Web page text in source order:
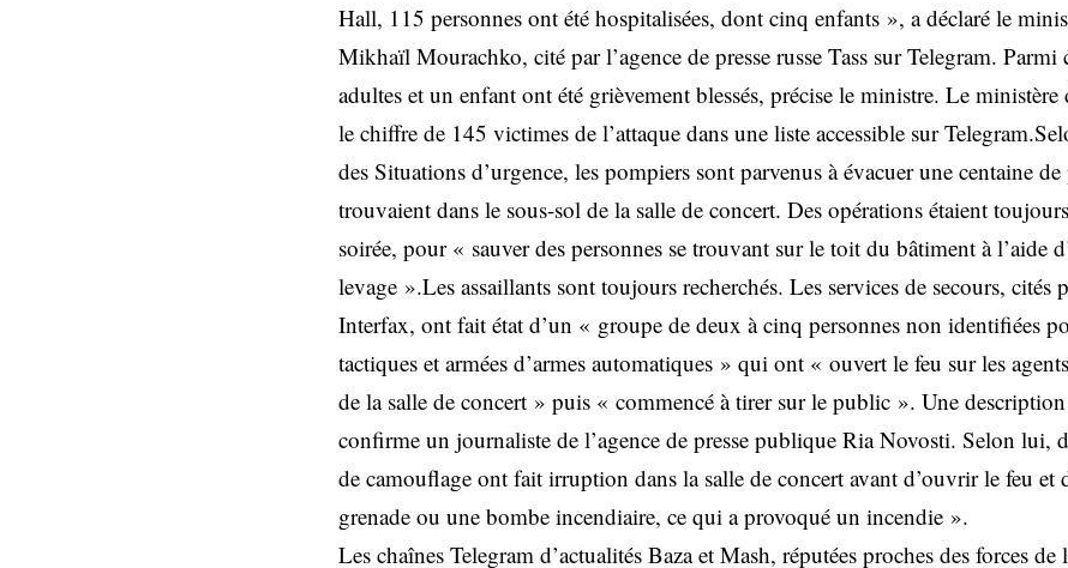
Hall, 115 personnes ont été hospitalisées, dont cinq enfants », a déclaré le
Mikhaïl Mourachko, cité par l’agence de presse russe Tass sur Telegram.
adultes et un enfant ont été grièvement blessés, précise le ministre. Le ministère
le chiffre de 145 victimes de l’attaque dans une liste accessible sur
des Situations d’urgence, les pompiers sont parvenus à évacuer une centaine
trouvaient dans le sous-sol de la salle de concert. Des opérations étaient
soirée, pour « sauver des personnes se trouvant sur le toit du bâtiment à l’aide
levage ».Les assaillants sont toujours recherchés. Les services de secours, cités
Interfax, ont fait état d’un « groupe de deux à cinq personnes non identifiées
tactiques et armées d’armes automatiques » qui ont « ouvert le feu sur les
de la salle de concert » puis « commencé à tirer sur le public ». Une description
confirme un journaliste de l’agence de presse publique Ria Novosti. Selon lui,
de camouflage ont fait irruption dans la salle de concert avant d’ouvrir le feu et
grenade ou une bombe incendiaire, ce qui a provoqué un incendie ».
Les chaînes Telegram d’actualités Baza et Mash, réputées proches des forces